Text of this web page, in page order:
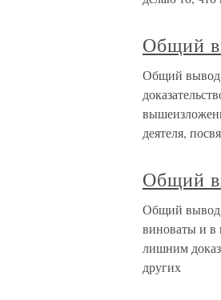
Общий
Общий вывод
деятеля,
Общий
Общий вывод
виноваты и в
лишним
других